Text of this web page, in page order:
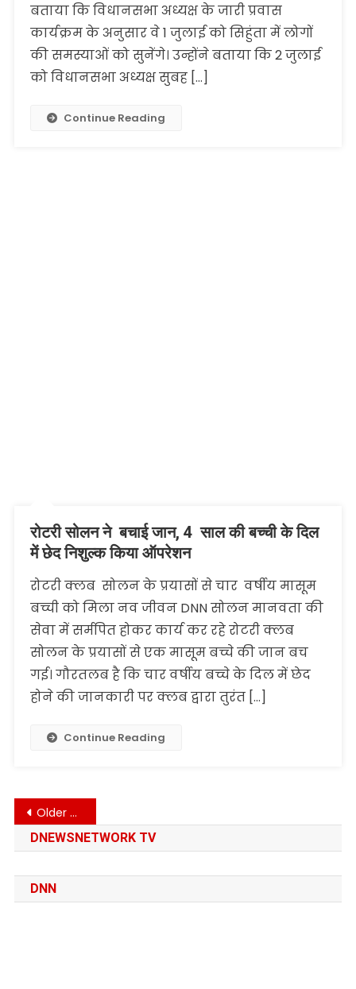
बताया कि विधानसभा अध्यक्ष के जारी प्रवास
कार्यक्रम के अनुसार वे 1 जुलाई को सिहुंता में लोगों
की समस्याओं को सुनेंगे। उन्होंने बताया कि 2 जुलाई
को विधानसभा अध्यक्ष सुबह […]
Continue Reading
रोटरी सोलन ने बचाई जान, 4 साल की बच्ची के दिल
में छेद निशुल्क किया ऑपरेशन
रोटरी क्लब सोलन के प्रयासों से चार वर्षीय मासूम
बच्ची को मिला नव जीवन DNN सोलन मानवता की
सेवा में सर्मपित होकर कार्य कर रहे रोटरी क्लब
सोलन के प्रयासों से एक मासूम बच्चे की जान बच
गई। गौरतलब है कि चार वर्षीय बच्चे के दिल में छेद
होने की जानकारी पर क्लब द्वारा तुरंत […]
Continue Reading
Posts
navigation
Older posts
DNEWSNETWORK TV
DNN